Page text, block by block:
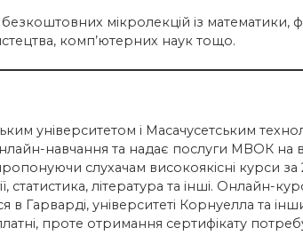
мікролекцій із математики,
комп’ютерних наук тощо.
університетом і Масачусетським
навчання та надає послуги МВОК на
слухачам високоякісні курси
статистика, література та інші. Онлайн-
в Гарварді, університеті Корнуелла та
проте отримання сертифікату